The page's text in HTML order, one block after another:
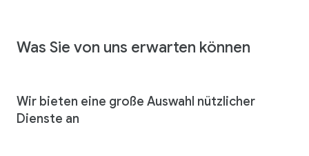
Was Sie von uns erwarten können
Wir bieten eine große Auswahl nützlicher
Dienste an